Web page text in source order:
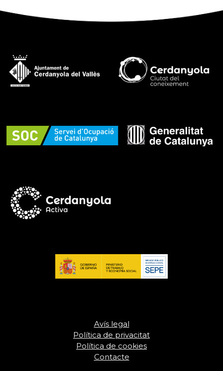
Avís legal
Política de privacitat
Política de cookies
Contacte